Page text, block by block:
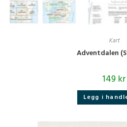
Kart
Adventdalen
149kr
Legg i